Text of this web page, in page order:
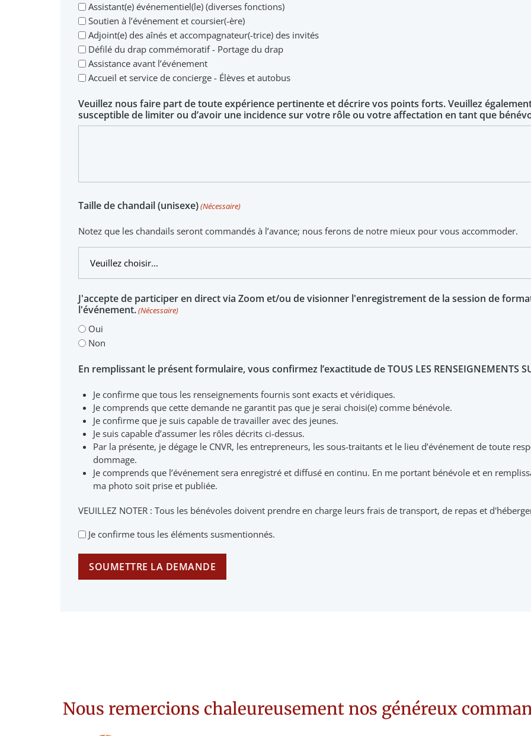
Assistant(e) événementiel(le) (diverses fonctions)
Soutien à l’événement et coursier(-ère)
Adjoint(e) des aînés et accompagnateur(-trice) des invités
Défilé du drap commémoratif - Portage du drap
Assistance avant l’événement
Accueil et service de concierge - Élèves et autobus
Veuillez nous faire part de toute expérience pertinente et décrire vos points forts. Veuillez
susceptible de limiter ou d’avoir une incidence sur votre rôle ou votre affectation en tant que
Taille de chandail (unisexe)(Nécessaire)
Notez que les chandails seront commandés à l’avance; nous ferons de notre mieux pour vous accommoder.
J'accepte de participer en direct via Zoom et/ou de visionner l'enregistrement de la session de
l'événement.(Nécessaire)
Oui
Non
En remplissant le présent formulaire, vous confirmez l’exactitude de TOUS LES RENSEIGNEMENTS
Je confirme que tous les renseignements fournis sont exacts et véridiques.
Je comprends que cette demande ne garantit pas que je serai choisi(e) comme bénévole.
Je confirme que je suis capable de travailler avec des jeunes.
Je suis capable d’assumer les rôles décrits ci-dessus.
Par la présente, je dégage le CNVR, les entrepreneurs, les sous-traitants et le lieu d’événement de toute
dommage.
Je comprends que l’événement sera enregistré et diffusé en continu. En me portant bénévole et en
ma photo soit prise et publiée.
VEUILLEZ NOTER : Tous les bénévoles doivent prendre en charge leurs frais de transport, de repas et
Je confirme tous les éléments susmentionnés.
Nous remercions chaleureusement nos généreux